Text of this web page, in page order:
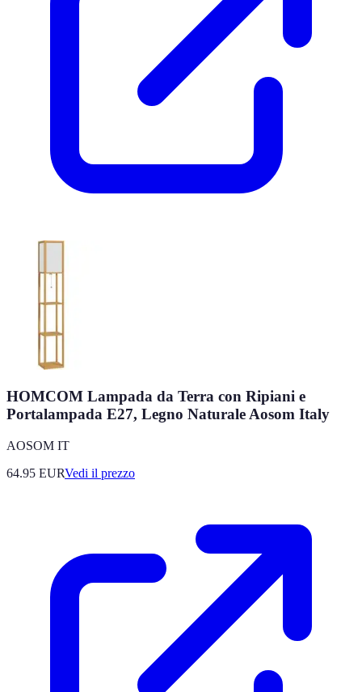
HOMCOM Lampada da Terra con Ripiani e
Portalampada E27, Legno Naturale Aosom Italy
AOSOM IT
64.95 EURVedi il prezzo